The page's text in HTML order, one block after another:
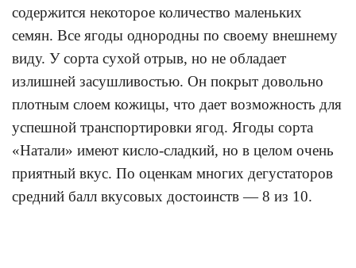
содержится некоторое количество маленьких
семян. Все ягоды однородны по своему внешнему
виду. У сорта сухой отрыв, но не обладает
излишней засушливостью. Он покрыт довольно
плотным слоем кожицы, что дает возможность для
успешной транспортировки ягод. Ягоды сорта
«Натали» имеют кисло-сладкий, но в целом очень
приятный вкус. По оценкам многих дегустаторов
средний балл вкусовых достоинств — 8 из 10.